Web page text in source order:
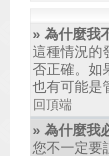
» 為什麼我
這種情況的
否正確。如
也有可能是
回頂端
» 為什麼我
您不一定要